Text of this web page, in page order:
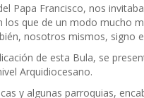
Papa Francisco, nos
los que de un modo mucho
nosotros mismos, signo
de esta Bula, se
Arquidiocesano.
y algunas parroquias,